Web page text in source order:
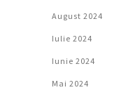
August 2024
Iulie 2024
Iunie 2024
Mai 2024